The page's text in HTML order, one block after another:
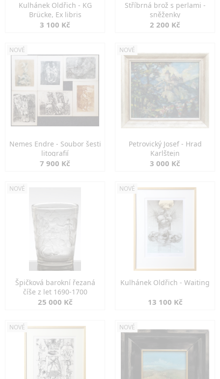
Kulhánek Oldřich - KG
Brücke, Ex libris
3 100 Kč
Stříbrná brož s perlami -
sněženky
2 200 Kč
NOVÉ
Nemes Endre - Soubor šesti
litografií
7 900 Kč
NOVÉ
Petrovický Josef - Hrad
Karlštejn
3 000 Kč
NOVÉ
Špičková barokní řezaná
číše z let 1690-1700
25 000 Kč
NOVÉ
Kulhánek Oldřich - Waiting
13 100 Kč
NOVÉ NOVÉ